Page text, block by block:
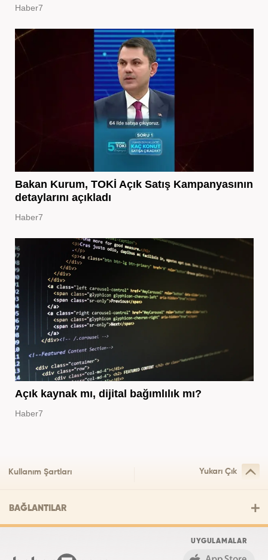
Haber7
Bakan Kurum, TOKİ Açık Satış Kampanyasının
detaylarını açıkladı
Haber7
Açık kaynak mı, dijital bağımlılık mı?
Haber7
Kullanım Şartları Yukarı Çık
BAĞLANTILAR
UYGULAMALAR